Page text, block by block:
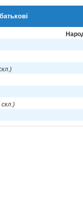
скл.)